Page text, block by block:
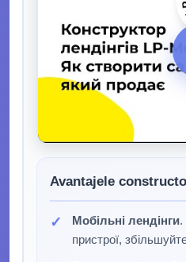
Avantajele
Mобільні лендінги.
пристрої,